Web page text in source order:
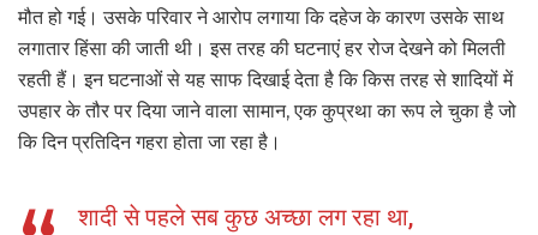
मौत हो गई। उसके परिवार ने आरोप लगाया कि दहेज के कारण उसके साथ
लगातार हिंसा की जाती थी। इस तरह की घटनाएं हर रोज देखने को मिलती
रहती हैं। इन घटनाओं से यह साफ दिखाई देता है कि किस तरह से शादियों में
उपहार के तौर पर दिया जाने वाला सामान, एक कुप्रथा का रूप ले चुका है जो
कि दिन प्रतिदिन गहरा होता जा रहा है।
शादी से पहले सब कुछ अच्छा लग रहा था,